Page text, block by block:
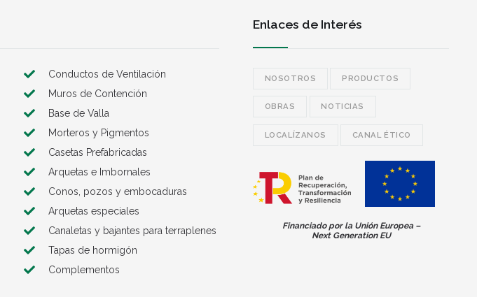
Conductos de Ventilación
Muros de Contención
Base de Valla
Morteros y Pigmentos
Casetas Prefabricadas
Arquetas e Imbornales
Conos, pozos y embocaduras
Arquetas especiales
Canaletas y bajantes para terraplenes
Tapas de hormigón
Complementos
Enlaces de Interés
NOSOTROS PRODUCTOS
OBRAS NOTICIAS
LOCALÍZANOS CANAL ÉTICO
Financiado por la Unión Europea –
Next Generation EU